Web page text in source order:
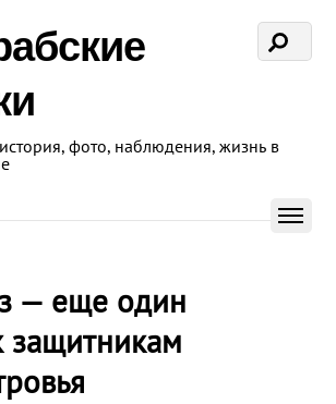
фото, наблюдения, жизнь в
— еще один
защитникам